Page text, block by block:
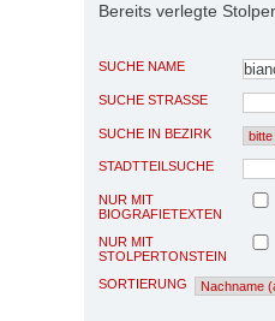
Bereits verlegte
SUCHE NAME
SUCHE STRASSE
SUCHE IN BEZIRK
STADTTEILSUCHE
NUR MIT
BIOGRAFIETEXTEN
NUR MIT
STOLPERTONSTEIN
SORTIERUNG